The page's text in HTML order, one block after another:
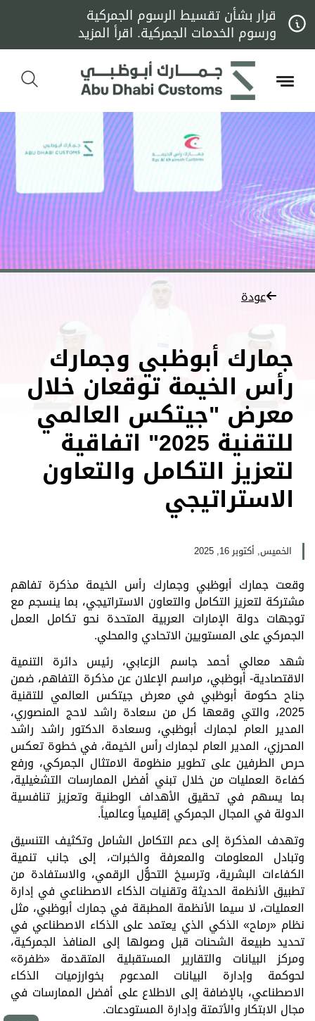
قرار بشأن تقسيط الرسوم الجمركية
ورسوم الخدمات الجمركية. اقرأ المزيد
عودة
جمارك أبوظبي وجمارك
رأس الخيمة توقعان خلال
معرض "جيتكس العالمي
للتقنية 2025" اتفاقية
لتعزيز التكامل والتعاون
الاستراتيجي
الخميس, أكتوبر 16, 2025
وقعت جمارك أبوظبي وجمارك رأس الخيمة مذكرة تفاهم
مشتركة لتعزيز التكامل والتعاون الاستراتيجي، بما ينسجم مع
توجهات دولة الإمارات العربية المتحدة نحو تكامل العمل
الجمركي على المستويين الاتحادي والمحلي.
شهد معالي أحمد جاسم الزعابي، رئيس دائرة التنمية
الاقتصادية- أبوظبي، مراسم الإعلان عن مذكرة التفاهم، ضمن
جناح حكومة أبوظبي في معرض جيتكس العالمي للتقنية
2025، والتي وقعها كل من سعادة راشد لاحج المنصوري،
المدير العام لجمارك أبوظبي، وسعادة الدكتور راشد راشد
المحرزي، المدير العام لجمارك رأس الخيمة، في خطوة تعكس
حرص الطرفين على تطوير منظومة الامتثال الجمركي، ورفع
كفاءة العمليات من خلال تبني أفضل الممارسات التشغيلية،
بما يسهم في تحقيق الأهداف الوطنية وتعزيز تنافسية
الدولة في المجال الجمركي إقليمياً وعالمياً.
وتهدف المذكرة إلى دعم التكامل الشامل وتكثيف التنسيق
وتبادل المعلومات والمعرفة والخبرات، إلى جانب تنمية
الكفاءات البشرية، وترسيخ التحوُّل الرقمي، والاستفادة من
تطبيق الأنظمة الحديثة وتقنيات الذكاء الاصطناعي في إدارة
العمليات، لا سيما الأنظمة المطبقة في جمارك أبوظبي، مثل
نظام «رماح» الذكي الذي يعتمد على الذكاء الاصطناعي في
تحديد طبيعة الشحنات قبل وصولها إلى المنافذ الجمركية،
ومركز البيانات والتقارير المستقبلية المتقدمة «ظفرة»
لحوكمة وإدارة البيانات المدعوم بخوارزميات الذكاء
الاصطناعي، بالإضافة إلى الاطلاع على أفضل الممارسات في
مجال الابتكار والأتمتة وإدارة المستودعات.